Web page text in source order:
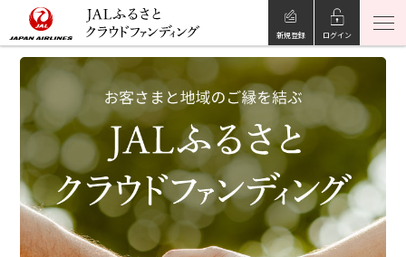
新規登録 ログイン
JALふるさとクラウドファンディングとは
参加したプロジェクト
よくあるご質問
JALふるさと納税